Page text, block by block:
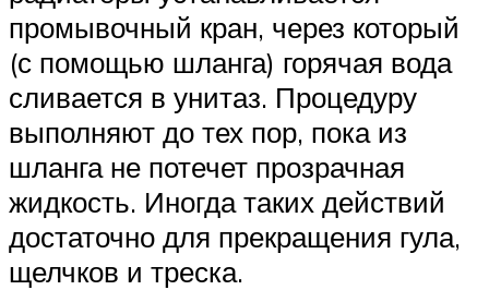
промывочный кран, через который
(с помощью шланга) горячая вода
сливается в унитаз. Процедуру
выполняют до тех пор, пока из
шланга не потечет прозрачная
жидкость. Иногда таких действий
достаточно для прекращения гула,
щелчков и треска.